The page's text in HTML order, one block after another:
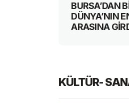
BURSA’DAN
DÜNYA’NIN
ARASINA
KÜLTÜR-